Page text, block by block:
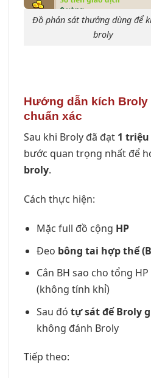
Đồ phản sát thưởng dùng để
broly
Hướng dẫn kích Broly
chuẩn xác
Sau khi Broly đã đạt 1 triệu
bước quan trọng nhất để
broly.
Cách thực hiện:
Mặc full đồ cộng HP
Đeo bông tai hợp thể
Cắn BH sao cho tổng
(không tính khỉ)
Sau đó tự sát để Broly
không đánh Broly
Tiếp theo: